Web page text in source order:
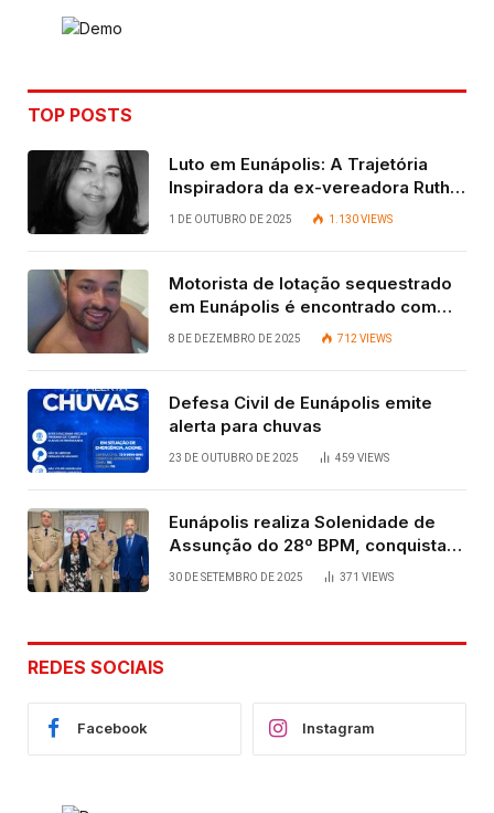
TOP POSTS
Luto em Eunápolis: A Trajetória
Inspiradora da ex-vereadora Ruth
Contadora
1 DE OUTUBRO DE 2025 1.130VIEWS
Motorista de lotação sequestrado
em Eunápolis é encontrado com
vida após quatro dias.
8 DE DEZEMBRO DE 2025 712 VIEWS
Defesa Civil de Eunápolis emite
alerta para chuvas
23 DE OUTUBRO DE 2025 459 VIEWS
Eunápolis realiza Solenidade de
Assunção do 28º BPM, conquista
viabilizada por articulação política
30 DE SETEMBRO DE 2025 371 VIEWS
REDES SOCIAIS
Facebook Instagram